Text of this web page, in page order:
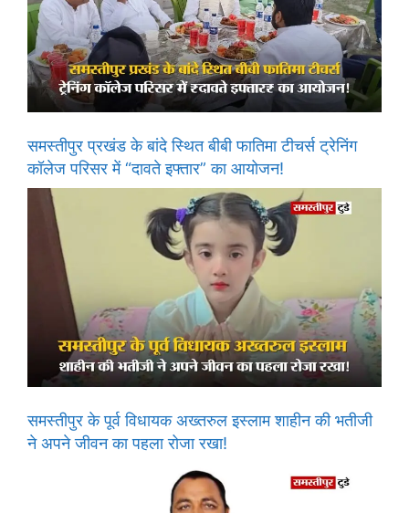
समस्तीपुर प्रखंड के बांदे स्थित बीबी फातिमा टीचर्स ट्रेनिंग
कॉलेज परिसर में “दावते इफ्तार” का आयोजन!
समस्तीपुर के पूर्व विधायक अख्तरुल इस्लाम शाहीन की भतीजी
ने अपने जीवन का पहला रोजा रखा!